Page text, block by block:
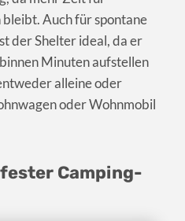
Auch für spontane
der Shelter ideal, da er
Minuten aufstellen
alleine oder
oder Wohnmobil
Camping-